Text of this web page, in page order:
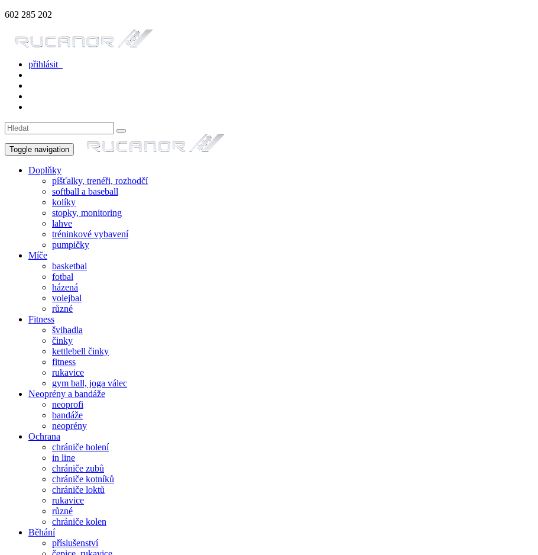
602 285 202
přihlásit
Toggle navigation
Doplňky
píšťalky, trenéři, rozhodčí
softball a baseball
kolíky
stopky, monitoring
lahve
tréninkové vybavení
pumpičky
Míče
basketbal
fotbal
házená
volejbal
různé
Fitness
švihadla
činky
kettlebell činky
fitness
rukavice
gym ball, joga válec
Neoprény a bandáže
neoprofi
bandáže
neoprény
Ochrana
chrániče holení
in line
chrániče zubů
chrániče kotníků
chrániče loktů
rukavice
různé
chrániče kolen
Běhání
příslušenství